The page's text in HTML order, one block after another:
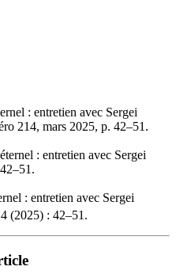
: entretien avec Sergei
214, mars 2025, p. 42–51.
: entretien avec Sergei
: entretien avec Sergei
(2025) : 42–51.